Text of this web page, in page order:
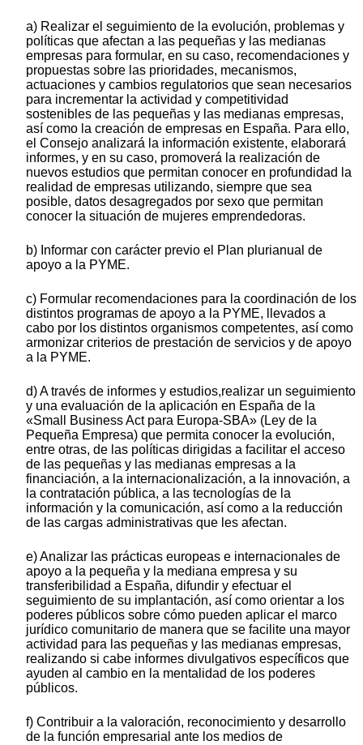
a) Realizar el seguimiento de la evolución, problemas y
políticas que afectan a las pequeñas y las medianas
empresas para formular, en su caso, recomendaciones y
propuestas sobre las prioridades, mecanismos,
actuaciones y cambios regulatorios que sean necesarios
para incrementar la actividad y competitividad
sostenibles de las pequeñas y las medianas empresas,
así como la creación de empresas en España. Para ello,
el Consejo analizará la información existente, elaborará
informes, y en su caso, promoverá la realización de
nuevos estudios que permitan conocer en profundidad la
realidad de empresas utilizando, siempre que sea
posible, datos desagregados por sexo que permitan
conocer la situación de mujeres emprendedoras.
b) Informar con carácter previo el Plan plurianual de
apoyo a la PYME.
c) Formular recomendaciones para la coordinación de los
distintos programas de apoyo a la PYME, llevados a
cabo por los distintos organismos competentes, así como
armonizar criterios de prestación de servicios y de apoyo
a la PYME.
d) A través de informes y estudios,realizar un seguimiento
y una evaluación de la aplicación en España de la
«Small Business Act para Europa-SBA» (Ley de la
Pequeña Empresa) que permita conocer la evolución,
entre otras, de las políticas dirigidas a facilitar el acceso
de las pequeñas y las medianas empresas a la
financiación, a la internacionalización, a la innovación, a
la contratación pública, a las tecnologías de la
información y la comunicación, así como a la reducción
de las cargas administrativas que les afectan.
e) Analizar las prácticas europeas e internacionales de
apoyo a la pequeña y la mediana empresa y su
transferibilidad a España, difundir y efectuar el
seguimiento de su implantación, así como orientar a los
poderes públicos sobre cómo pueden aplicar el marco
jurídico comunitario de manera que se facilite una mayor
actividad para las pequeñas y las medianas empresas,
realizando si cabe informes divulgativos específicos que
ayuden al cambio en la mentalidad de los poderes
públicos.
f) Contribuir a la valoración, reconocimiento y desarrollo
de la función empresarial ante los medios de